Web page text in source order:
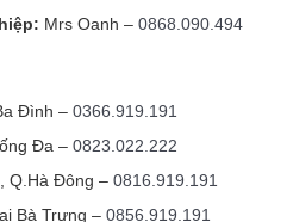
Mrs Oanh – 0868.090.494
Đình – 0366.919.191
Đa – 0823.022.222
Q.Hà Đông – 0816.919.191
Bà Trưng – 0856.919.191